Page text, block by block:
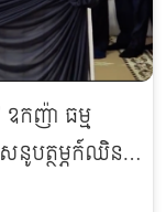
កញ៉ា ធម្ម
នូបត្ថម្ភក៍ឈិន